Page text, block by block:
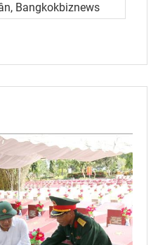
Bangkokbiznews